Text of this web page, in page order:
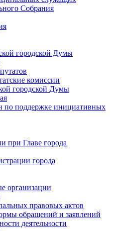
Cобрания
городской Думы
комиссии
городской Думы
по поддержке инициативных
при Главе города
города
организации
правовых актов
обращений и заявлений
деятельности